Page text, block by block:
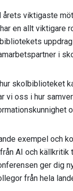
årets viktigaste
en allt viktigare
i
skolbiblioteket
vi oss i hur
exempel och
AI och
ger dig
från hela